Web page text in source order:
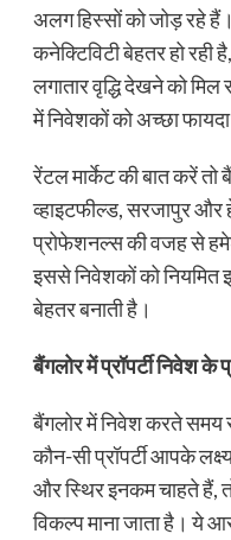
अलग हिस्सों को जोड़ रहे
कनेक्टिविटी बेहतर हो रही
लगातार वृद्धि देखने को
में निवेशकों को अच्छा फायदा
रेंटल मार्केट की बात करें
व्हाइटफील्ड, सरजापुर और
प्रोफेशनल्स की वजह से
इससे निवेशकों को
बेहतर बनाती है।
बैंगलोर में प्रॉपर्टी निवेश
बैंगलोर में निवेश करते
कौन-सी प्रॉपर्टी आपके
और स्थिर इनकम चाहते हैं,
विकल्प माना जाता है। ये